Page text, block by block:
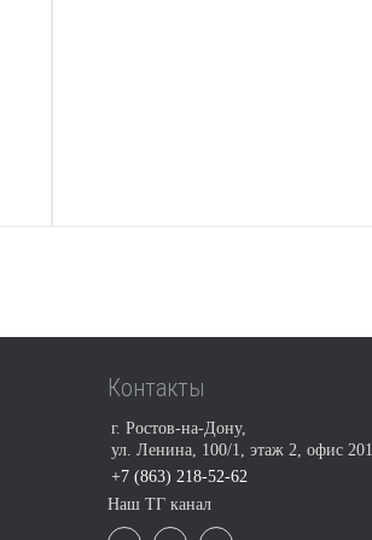
Контакты
г. Ростов-на-Дону,
ул. Ленина, 100/1, этаж 2, офис 201
+7 (863) 218-52-62
Наш ТГ канал